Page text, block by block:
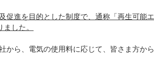
促進を目的とした制度で、通称「再生可能
した。
から、電気の使用料に応じて、皆さま方か